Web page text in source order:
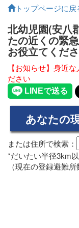
トップページに戻
北幼児園(安八
たの近くの緊
お役立てくだ
【お知らせ】身近
ださい
または住所で検索：
*だいたい半径3km
（現在の登録避難所